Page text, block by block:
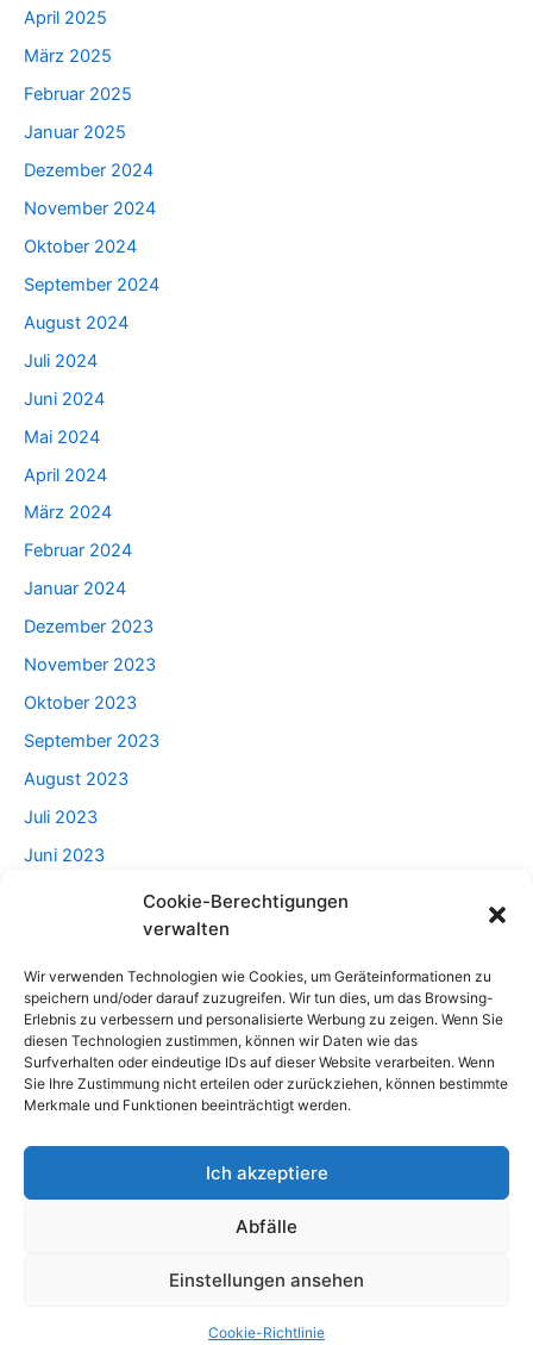
Cookie-Berechtigungen
verwalten
Wir verwenden Technologien wie Cookies, um Geräteinformationen zu
speichern und/oder darauf zuzugreifen. Wir tun dies, um das Browsing-
Erlebnis zu verbessern und personalisierte Werbung zu zeigen. Wenn Sie
diesen Technologien zustimmen, können wir Daten wie das
Surfverhalten oder eindeutige IDs auf dieser Website verarbeiten. Wenn
Sie Ihre Zustimmung nicht erteilen oder zurückziehen, können bestimmte
Merkmale und Funktionen beeinträchtigt werden.
Ich akzeptiere
Abfälle
Einstellungen ansehen
Cookie-Richtlinie
April 2025
März 2025
Februar 2025
Januar 2025
Dezember 2024
November 2024
Oktober 2024
September 2024
August 2024
Juli 2024
Juni 2024
Mai 2024
April 2024
März 2024
Februar 2024
Januar 2024
Dezember 2023
November 2023
Oktober 2023
September 2023
August 2023
Juli 2023
Juni 2023
Categories
Beratung
Lebensstil
Männlich
Copyright © 2026 AllesArtikel